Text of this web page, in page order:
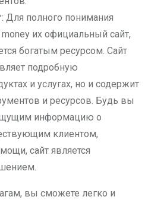
: Для полного понимания
их официальный сайт,
богатым ресурсом. Сайт
подробную
и услугах, но и содержит
и ресурсов. Будь вы
информацию о
клиентом,
сайт является
вы сможете легко и